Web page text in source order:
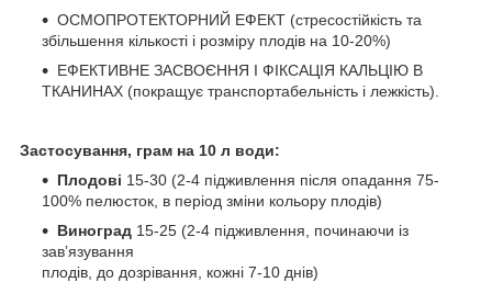
ОСМОПРОТЕКТОРНИЙ ЕФЕКТ (стресостійкість та
збільшення кількості і розміру плодів на 10-20%)
ЕФЕКТИВНЕ ЗАСВОЄННЯ І ФІКСАЦІЯ КАЛЬЦІЮ В
ТКАНИНАХ (покращує транспортабельність і лежкість).
Застосування, грам на 10 л води:
Плодові 15-30 (2-4 підживлення після опадання 75-
100% пелюсток, в період зміни кольору плодів)
Виноград 15-25 (2-4 підживлення, починаючи із
зав’язування
плодів, до дозрівання, кожні 7-10 днів)